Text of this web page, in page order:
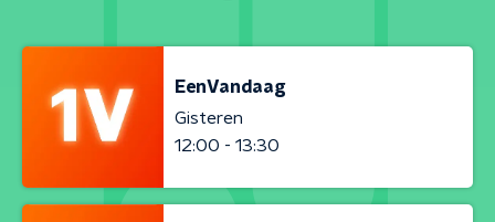
EenVandaag
Gisteren
12:00 - 13:30